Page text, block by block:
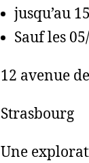
jusqu’au
Sauf les
12 avenue
Strasbourg
Une